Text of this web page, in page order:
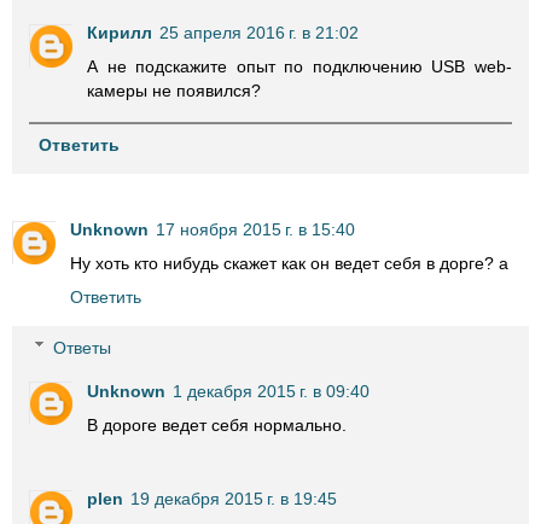
Кирилл 25 апреля 2016 г. в 21:02
А не подскажите опыт по подключению USB web-
камеры не появился?
Ответить
Unknown 17 ноября 2015 г. в 15:40
Ну хоть кто нибудь скажет как он ведет себя в дорге? а
Ответить
Ответы
Unknown 1 декабря 2015 г. в 09:40
В дороге ведет себя нормально.
plen 19 декабря 2015 г. в 19:45